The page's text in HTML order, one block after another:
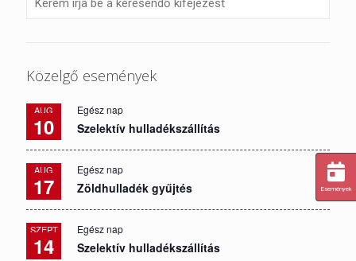
Közelgő események
AUG
10
Egész nap
Szelektív hulladékszállítás
AUG
17
Egész nap
Zöldhulladék gyűjtés
SZEPT
14
Egész nap
Szelektív hulladékszállítás
Események